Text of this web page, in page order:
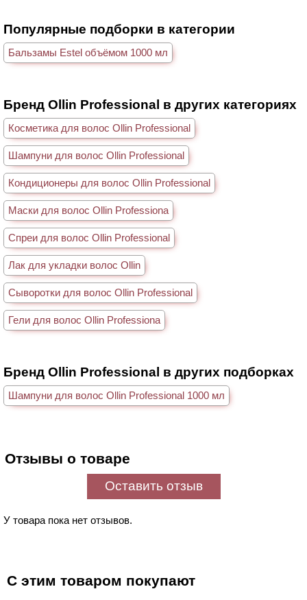
Популярные подборки в категории
Бальзамы Estel объёмом 1000 мл
Бренд Ollin Professional в других категориях
Косметика для волос Ollin Professional
Шампуни для волос Ollin Professional
Кондиционеры для волос Ollin Professional
Маски для волос Ollin Professiona
Спреи для волос Ollin Professional
Лак для укладки волос Ollin
Сыворотки для волос Ollin Professional
Гели для волос Ollin Professiona
Бренд Ollin Professional в других подборках
Шампуни для волос Ollin Professional 1000 мл
Отзывы о товаре
Оставить отзыв
У товара пока нет отзывов.
С этим товаром покупают